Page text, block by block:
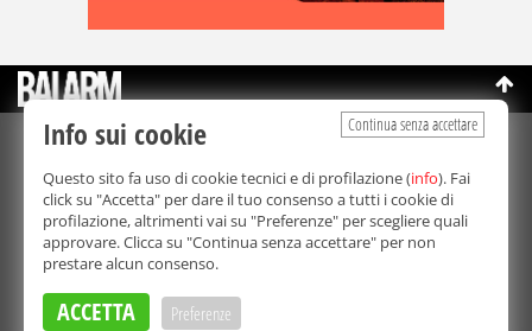
©Copyright 2003-2026
Bmedia Srl- P.IVA 07064240828
La riproduzione totale o parziale di tutti i contenuti, in qualunque
forma, su qualsiasi supporto è proibita.
Balarm.it è una testata giornalistica registrata. Autorizzazione del
Tribunale di Palermo n° 32 del 21/10/2003
Direttore responsabile:
Continua senza accettare
Info sui cookie
Questo sito fa uso di cookie tecnici e di profilazione (info). Fai
click su "Accetta" per dare il tuo consenso a tutti i cookie di
profilazione, altrimenti vai su "Preferenze" per scegliere quali
approvare. Clicca su "Continua senza accettare" per non
prestare alcun consenso.
ACCETTA Preferenze